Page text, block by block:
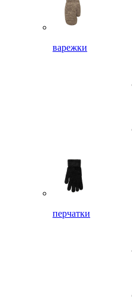
варежки
перчатки